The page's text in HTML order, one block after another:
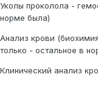
Уколы проколола -
норме была)
Анализ крови
только - остальное в
Клинический анализ